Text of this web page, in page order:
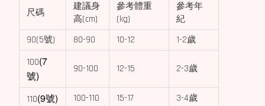
尺碼
建議身
高(cm)
參考體重
(kg)
參考年
紀
90(5號)
80-90 10-12
1-2歲
100(7
號)
90-100 12-15 2-3歲
110(9號) 100-110 15-17 3-4歲